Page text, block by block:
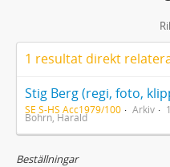
1 resultat direkt
SE S-HS Acc1979/100 Arkiv
Bohrn, Harald
Beställningar